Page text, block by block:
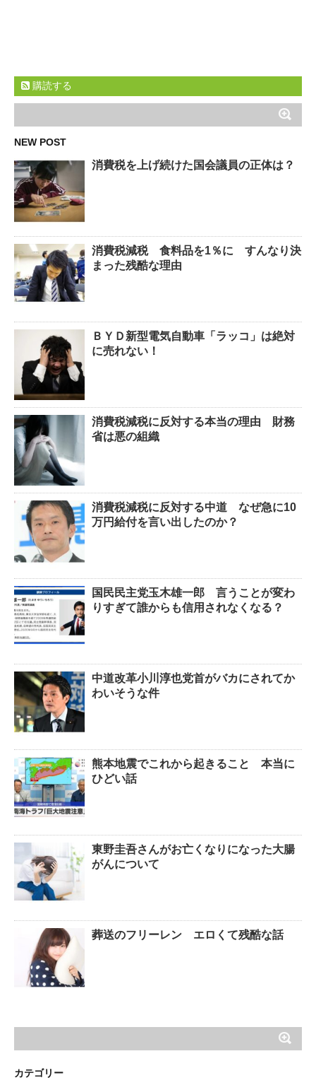
購読する
NEW POST
消費税を上げ続けた国会議員の正体は？
消費税減税 食料品を1％に すんなり決
まった残酷な理由
ＢＹＤ新型電気自動車「ラッコ」は絶対
に売れない！
消費税減税に反対する本当の理由 財務
省は悪の組織
消費税減税に反対する中道 なぜ急に10
万円給付を言い出したのか？
国民民主党玉木雄一郎 言うことが変わ
りすぎて誰からも信用されなくなる？
中道改革小川淳也党首がバカにされてか
わいそうな件
熊本地震でこれから起きること 本当に
ひどい話
東野圭吾さんがお亡くなりになった大腸
がんについて
葬送のフリーレン エロくて残酷な話
カテゴリー